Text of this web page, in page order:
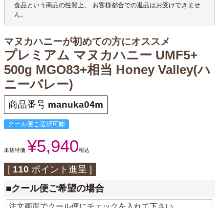
食品という商品の性質上、 お客様都合での返品はお受けできませ
ん。
マヌカハニーが初めての方にオススメ
プレミアム マヌカハニー UMF5+
500g MGO83+相当 Honey Valley(ハ
ニーバレー)
商品番号 manuka04m
クール便ご選択可能
本店特価 ¥5,940税込
[ 110 ポイント進呈 ]
■クール便ご希望の場合